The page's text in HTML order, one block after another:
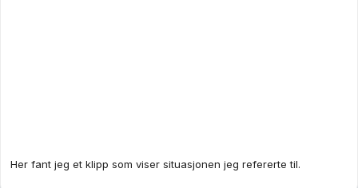
Her fant jeg et klipp som viser situasjonen jeg refererte til.